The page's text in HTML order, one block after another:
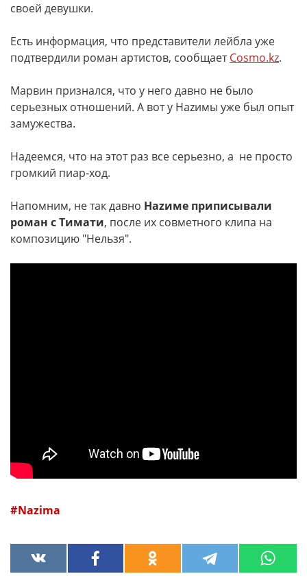
своей девушки.
Есть информация, что представители лейбла уже
подтвердили роман артистов, сообщаетCosmo.kz.
Марвин признался, что у него давно не было
серьезных отношений. А вот у Наzимы уже был опыт
замужества.
Надеемся, что на этот раз все серьезно, а не просто
громкий пиар-ход.
Напомним, не так давно Наzиме приписывали
роман с Тимати, после их совметного клипа на
композицию "Нельзя".
Nazima